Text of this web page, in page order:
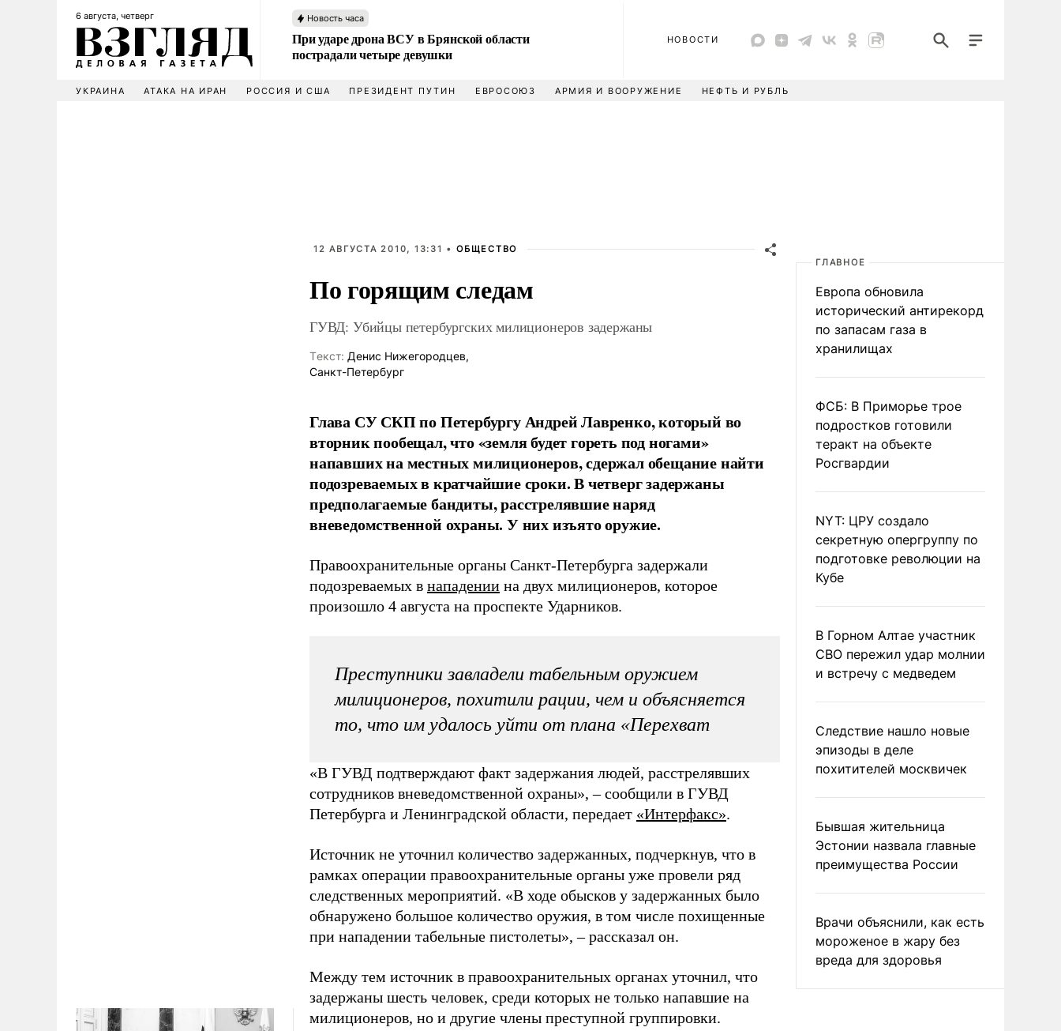
6 августа, четверг Новость часа
При ударе дрона ВСУ в Брянской области
пострадали четыре девушки
НОВОСТИ
УКРАИНА АТАКА НА ИРАН РОССИЯ И США ПРЕЗИДЕНТ ПУТИН ЕВРОСОЮЗ АРМИЯ И ВООРУЖЕНИЕ НЕФТЬ И РУБЛЬ
12 АВГУСТА 2010, 13:31 • ОБЩЕСТВО
По горящим следам
ГУВД: Убийцы петербургских милиционеров задержаны
Tекст: Денис Нижегородцев,
Санкт-Петербург
Глава СУ СКП по Петербургу Андрей Лавренко, который во
вторник пообещал, что «земля будет гореть под ногами»
напавших на местных милиционеров, сдержал обещание найти
подозреваемых в кратчайшие сроки. В четверг задержаны
предполагаемые бандиты, расстрелявшие наряд
вневедомственной охраны. У них изъято оружие.
Правоохранительные органы Санкт-Петербурга задержали
подозреваемых в нападении на двух милиционеров, которое
произошло 4 августа на проспекте Ударников.
Преступники завладели табельным оружием
милиционеров, похитили рации, чем и объясняется
то, что им удалось уйти от плана «Перехват
«В ГУВД подтверждают факт задержания людей, расстрелявших
сотрудников вневедомственной охраны»,–сообщили в ГУВД
Петербурга и Ленинградской области, передает «Интерфакс».
Источник не уточнил количество задержанных, подчеркнув, что в
рамках операции правоохранительные органы уже провели ряд
следственных мероприятий. «В ходе обысков у задержанных было
обнаружено большое количество оружия, в том числе похищенные
при нападении табельные пистолеты»,–рассказал он.
Между тем источник в правоохранительных органах уточнил, что
задержаны шесть человек, среди которых не только напавшие на
милиционеров, но и другие члены преступной группировки.
ГЛАВНОЕ
Европа обновила
исторический антирекорд
по запасам газа в
хранилищах
ФСБ: В Приморье трое
подростков готовили
теракт на объекте
Росгвардии
NYT: ЦРУ создало
секретную опергруппу по
подготовке революции на
Кубе
В Горном Алтае участник
СВО пережил удар молнии
и встречу с медведем
Следствие нашло новые
эпизоды в деле
похитителей москвичек
Бывшая жительница
Эстонии назвала главные
преимущества России
Врачи объяснили, как есть
мороженое в жару без
вреда для здоровья